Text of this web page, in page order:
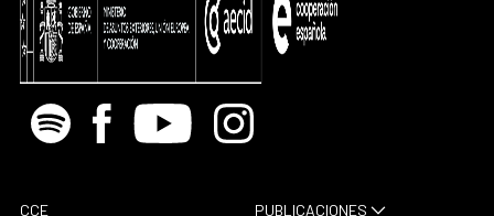
Spotify Facebook
Youtube Instagram
CCE PUBLICACIONES